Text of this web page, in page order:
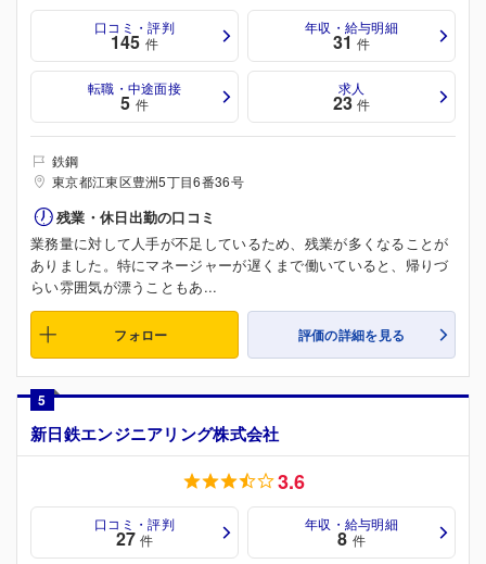
口コミ・評判
145 件
年収・給与明細
31 件
転職・中途面接
5 件
求人
23 件
鉄鋼
東京都江東区豊洲5丁目6番36号
残業・休日出勤の口コミ
業務量に対して人手が不足しているため、残業が多くなることが
ありました。特にマネージャーが遅くまで働いていると、帰りづ
らい雰囲気が漂うこともあ...
フォロー 評価の詳細を見る
5
新日鉄エンジニアリング株式会社
3.6
口コミ・評判
27 件
年収・給与明細
8 件